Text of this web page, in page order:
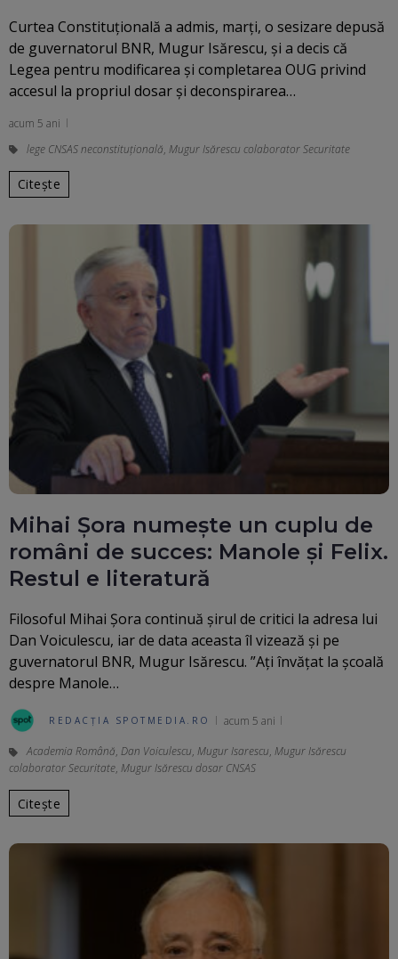
Curtea Constituţională a admis, marţi, o sesizare depusă
de guvernatorul BNR, Mugur Isărescu, şi a decis că
Legea pentru modificarea şi completarea OUG privind
accesul la propriul dosar şi deconspirarea…
acum 5 ani
lege CNSAS neconstituțională, Mugur Isărescu colaborator Securitate
Citește
Mihai Șora numește un cuplu de
români de succes: Manole și Felix.
Restul e literatură
Filosoful Mihai Șora continuă șirul de critici la adresa lui
Dan Voiculescu, iar de data aceasta îl vizează și pe
guvernatorul BNR, Mugur Isărescu. ”Ați învățat la școală
despre Manole…
REDACȚIA SPOTMEDIA.RO acum 5 ani
Academia Română, Dan Voiculescu, Mugur Isarescu, Mugur Isărescu
colaborator Securitate, Mugur Isărescu dosar CNSAS
Citește